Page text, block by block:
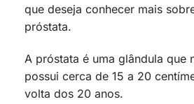
que deseja conhecer mais
próstata.
A próstata é uma glândula que
possui cerca de 15 a 20
volta dos 20 anos.